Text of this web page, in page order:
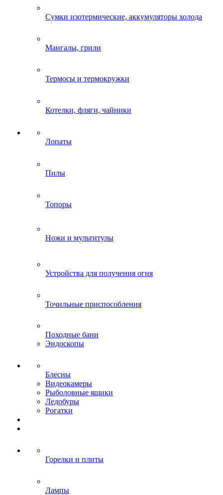
Сумки изотермические, аккумуляторы холода
Мангалы, грили
Термосы и термокружки
Котелки, фляги, чайники
Лопаты
Пилы
Топоры
Ножи и мультитулы
Устройства для получения огня
Точильные приспособления
Походные бани
Эндоскопы
Блесны
Видеокамеры
Рыболовные ящики
Ледобуры
Рогатки
Горелки и плиты
Лампы